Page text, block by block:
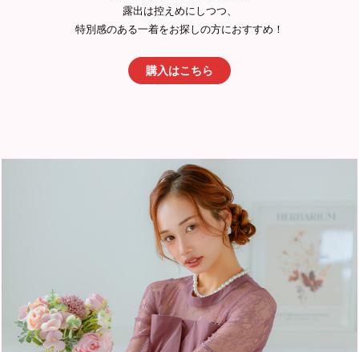
露出は控えめにしつつ、
特別感のある一着をお探しの方におすすめ！
購入はこちら